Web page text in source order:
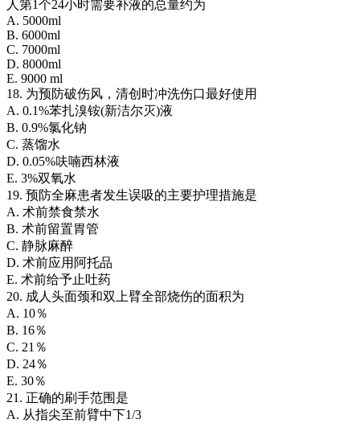
人第1个24小时需要补液的总量约为
A. 5000ml
B. 6000ml
C. 7000ml
D. 8000ml
E. 9000 ml
18. 为预防破伤风，清创时冲洗伤口最好使用
A. 0.1%苯扎溴铵(新洁尔灭)液
B. 0.9%氯化钠
C. 蒸馏水
D. 0.05%呋喃西林液
E. 3%双氧水
19. 预防全麻患者发生误吸的主要护理措施是
A. 术前禁食禁水
B. 术前留置胃管
C. 静脉麻醉
D. 术前应用阿托品
E. 术前给予止吐药
20. 成人头面颈和双上臂全部烧伤的面积为
A. 10％
B. 16％
C. 21％
D. 24％
E. 30％
21. 正确的刷手范围是
A. 从指尖至前臂中下1/3